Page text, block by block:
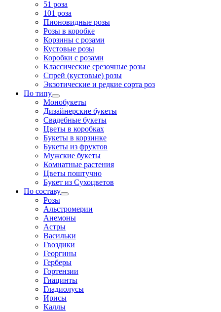
51 роза
101 роза
Пионовидные розы
Розы в коробке
Корзины с розами
Кустовые розы
Коробки с розами
Классические срезочные розы
Спрей (кустовые) розы
Экзотические и редкие сорта роз
По типу
Монобукеты
Дизайнерские букеты
Свадебные букеты
Цветы в коробках
Букеты в корзинке
Букеты из фруктов
Мужские букеты
Комнатные растения
Цветы поштучно
Букет из Сухоцветов
По составу
Розы
Альстромерии
Анемоны
Астры
Васильки
Гвоздики
Георгины
Герберы
Гортензии
Гиацинты
Гладиолусы
Ирисы
Каллы